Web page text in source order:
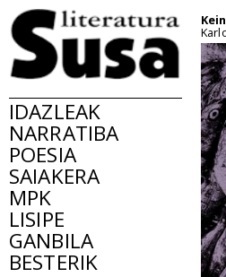
IDAZLEAK
NARRATIBA
POESIA
SAIAKERA
MPK
LISIPE
GANBILA
BESTERIK